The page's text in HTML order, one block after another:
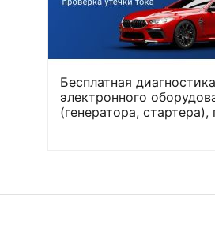
Бесплатная диагностика
электронного
(генератора, стартера),
утечки тока